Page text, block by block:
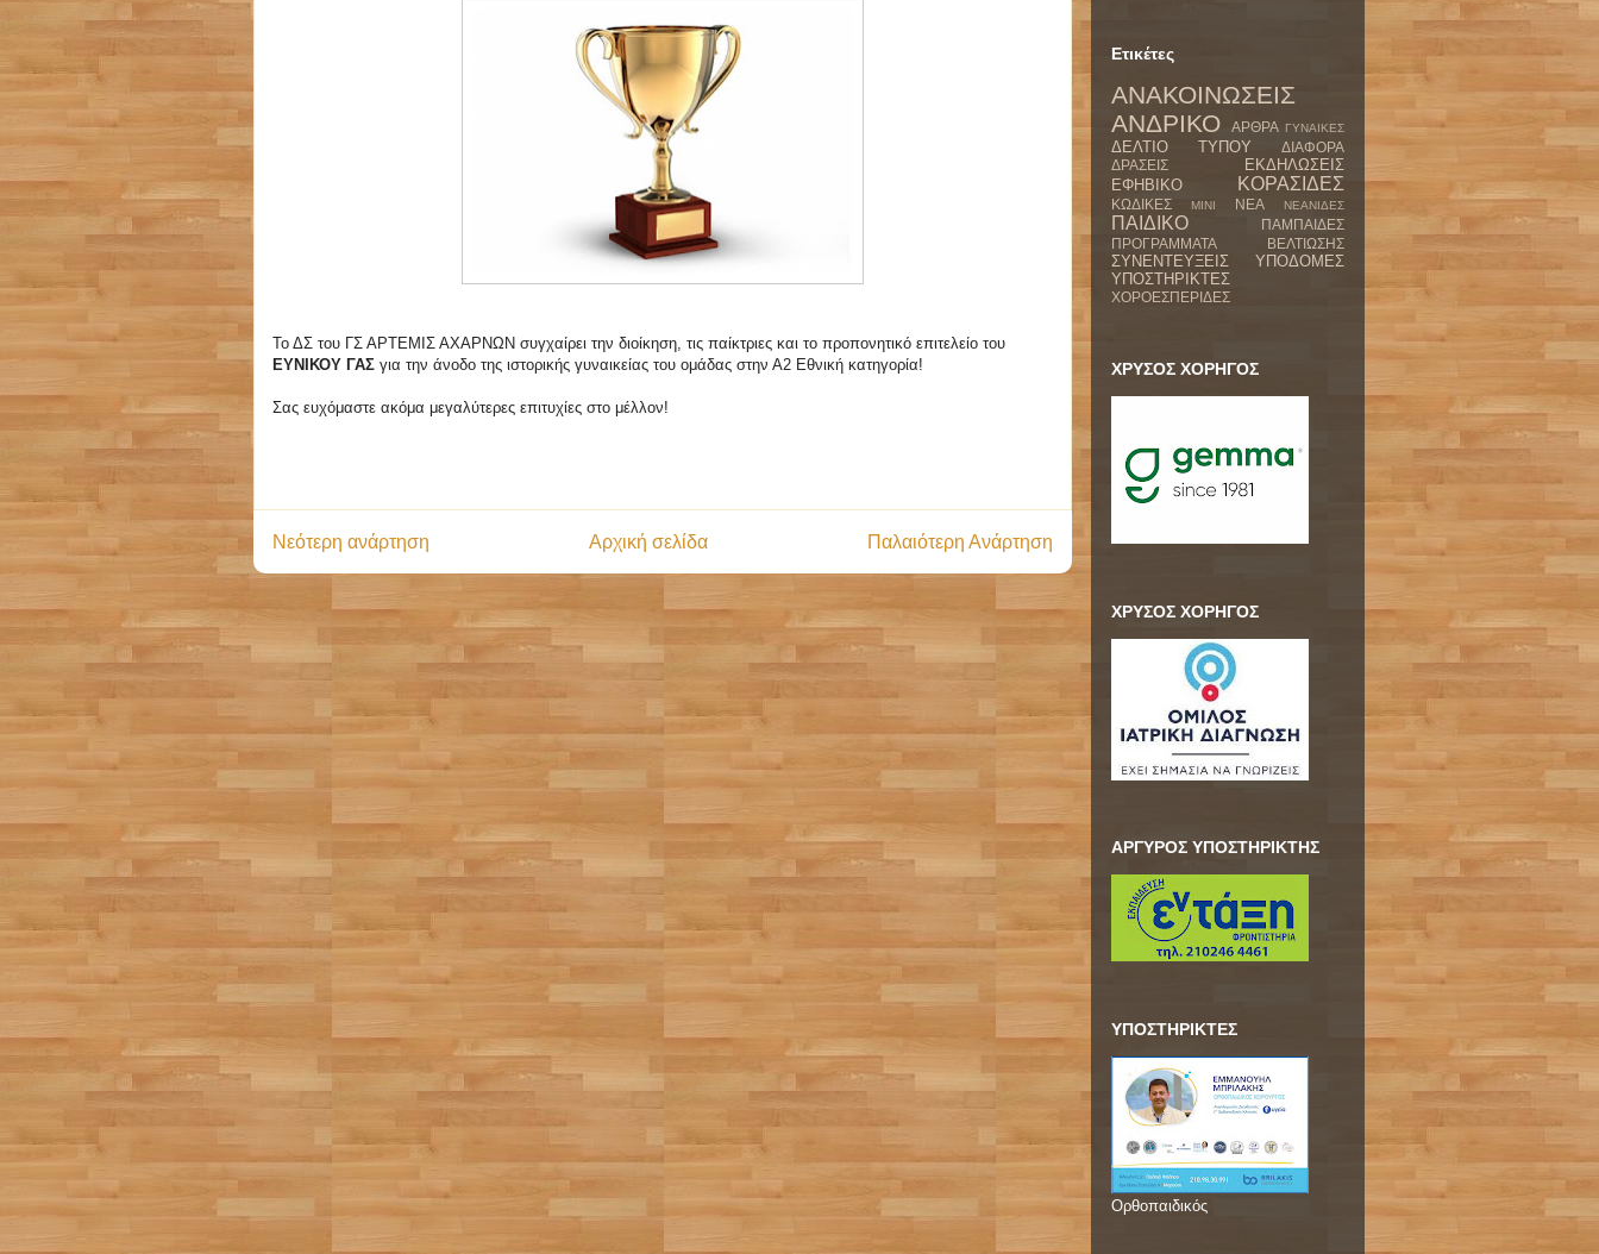
Το ΔΣ του ΓΣ ΑΡΤΕΜΙΣ ΑΧΑΡΝΩΝ συγχαίρει την διοίκηση, τις παίκτριες και το προπονητικό επιτελείο του
ΕΥΝΙΚΟΥ ΓΑΣ για την άνοδο της ιστορικής γυναικείας του ομάδας στην Α2 Εθνική κατηγορία!
Σας ευχόμαστε ακόμα μεγαλύτερες επιτυχίες στο μέλλον!
Νεότερη ανάρτηση Παλαιότερη Ανάρτηση
Αρχική σελίδα
Ετικέτες
ΑΝΑΚΟΙΝΩΣΕΙΣ
ΑΝΔΡΙΚΟ
ΑΡΘΡΑ ΓΥΝΑΙΚΕΣ
ΔΕΛΤΙΟ ΤΥΠΟΥ
ΔΙΑΦΟΡΑ
ΔΡΑΣΕΙΣ
ΕΚΔΗΛΩΣΕΙΣ
ΕΦΗΒΙΚΟ
ΚΟΡΑΣΙΔΕΣ
ΚΩΔΙΚΕΣ ΜΙΝΙ ΝΕΑ ΝΕΑΝΙΔΕΣ
ΠΑΙΔΙΚΟ
ΠΑΜΠΑΙΔΕΣ
ΠΡΟΓΡΑΜΜΑΤΑ ΒΕΛΤΙΩΣΗΣ
ΣΥΝΕΝΤΕΥΞΕΙΣ
ΥΠΟΔΟΜΕΣ
ΥΠΟΣΤΗΡΙΚΤΕΣ
ΧΟΡΟΕΣΠΕΡΙΔΕΣ
ΧΡΥΣΟΣ ΧΟΡΗΓΟΣ
ΧΡΥΣΟΣ ΧΟΡΗΓΟΣ
ΑΡΓΥΡΟΣ ΥΠΟΣΤΗΡΙΚΤΗΣ
ΥΠΟΣΤΗΡΙΚΤΕΣ
Ορθοπαιδικός